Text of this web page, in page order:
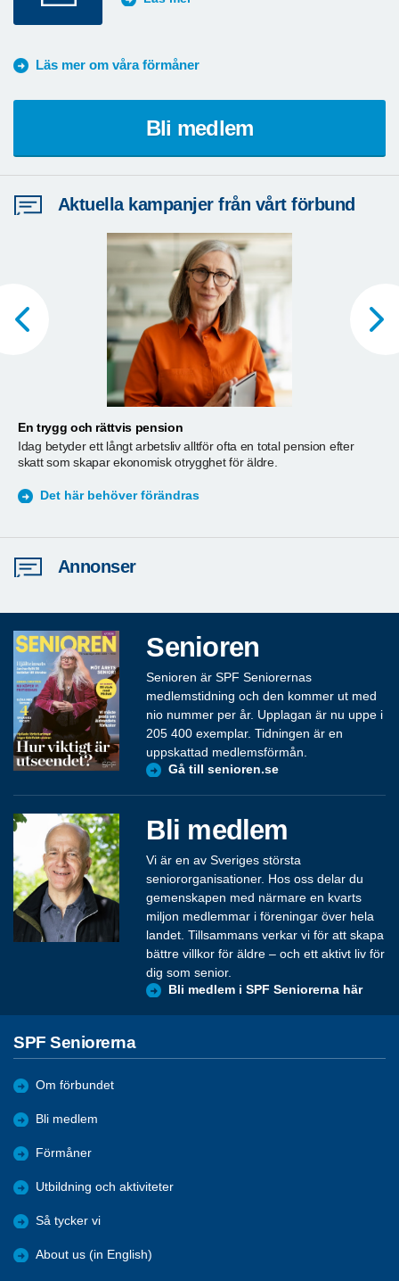
Läs mer om våra förmåner
Bli medlem
Aktuella kampanjer från vårt förbund
En trygg och rättvis pension
Idag betyder ett långt arbetsliv alltför ofta en total pension efter
skatt som skapar ekonomisk otrygghet för äldre.
Det här behöver förändras
Annonser
Senioren
Senioren är SPF Seniorernas
medlemstidning och den kommer ut med
nio nummer per år. Upplagan är nu uppe i
205 400 exemplar. Tidningen är en
uppskattad medlemsförmån.
Gå till senioren.se
Bli medlem
Vi är en av Sveriges största
seniororganisationer. Hos oss delar du
gemenskapen med närmare en kvarts
miljon medlemmar i föreningar över hela
landet. Tillsammans verkar vi för att skapa
bättre villkor för äldre – och ett aktivt liv för
dig som senior.
Bli medlem i SPF Seniorerna här
SPF Seniorerna
Om förbundet
Bli medlem
Förmåner
Utbildning och aktiviteter
Så tycker vi
About us (in English)